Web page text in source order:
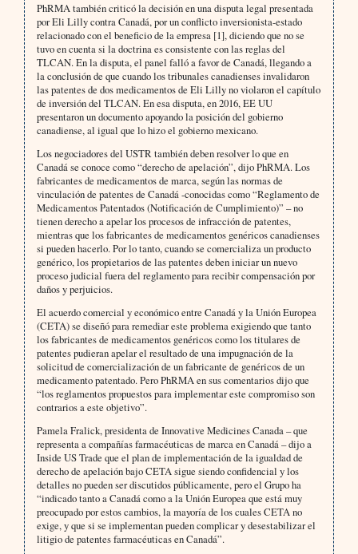
PhRMA también criticó la decisión en una disputa legal presentada
por Eli Lilly contra Canadá, por un conflicto inversionista-estado
relacionado con el beneficio de la empresa [1], diciendo que no se
tuvo en cuenta si la doctrina es consistente con las reglas del
TLCAN. En la disputa, el panel falló a favor de Canadá, llegando a
la conclusión de que cuando los tribunales canadienses invalidaron
las patentes de dos medicamentos de Eli Lilly no violaron el capítulo
de inversión del TLCAN. En esa disputa, en 2016, EE UU
presentaron un documento apoyando la posición del gobierno
canadiense, al igual que lo hizo el gobierno mexicano.
Los negociadores del USTR también deben resolver lo que en
Canadá se conoce como “derecho de apelación”, dijo PhRMA. Los
fabricantes de medicamentos de marca, según las normas de
vinculación de patentes de Canadá -conocidas como “Reglamento de
Medicamentos Patentados (Notificación de Cumplimiento)” – no
tienen derecho a apelar los procesos de infracción de patentes,
mientras que los fabricantes de medicamentos genéricos canadienses
si pueden hacerlo. Por lo tanto, cuando se comercializa un producto
genérico, los propietarios de las patentes deben iniciar un nuevo
proceso judicial fuera del reglamento para recibir compensación por
daños y perjuicios.
El acuerdo comercial y económico entre Canadá y la Unión Europea
(CETA) se diseñó para remediar este problema exigiendo que tanto
los fabricantes de medicamentos genéricos como los titulares de
patentes pudieran apelar el resultado de una impugnación de la
solicitud de comercialización de un fabricante de genéricos de un
medicamento patentado. Pero PhRMA en sus comentarios dijo que
“los reglamentos propuestos para implementar este compromiso son
contrarios a este objetivo”.
Pamela Fralick, presidenta de Innovative Medicines Canada – que
representa a compañías farmacéuticas de marca en Canadá – dijo a
Inside US Trade que el plan de implementación de la igualdad de
derecho de apelación bajo CETA sigue siendo confidencial y los
detalles no pueden ser discutidos públicamente, pero el Grupo ha
“indicado tanto a Canadá como a la Unión Europea que está muy
preocupado por estos cambios, la mayoría de los cuales CETA no
exige, y que si se implementan pueden complicar y desestabilizar el
litigio de patentes farmacéuticas en Canadá”.